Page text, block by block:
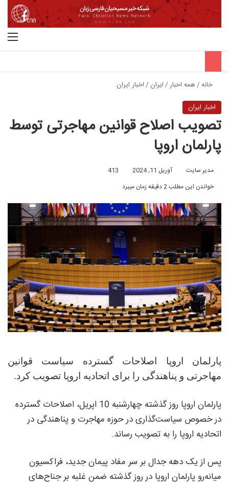
خانه/همه اخبار/ایران /اخبار ایران
اخبار ایران
تصویب اصلاح قوانین مهاجرتی توسط
پارلمان اروپا
مدیر سایت آوریل 11, 2024
413
خواندن این مطلب 2 دقیقه زمان میبرد
پارلمان اروپا اصلاحات گسترده سیاست قوانین
مهاجرتی و پناهندگی را برای اتحادیه اروپا تصویب کرد.
پارلمان اروپا روز گذشته چهارشنبه 10 اپریل، اصلاحات گسترده
در خصوص سیاست‌گذاری در حوزه مهاجرت و پناهندگی در
اتحادیه اروپا را به تصویب رساند.
پس از یک دهه جدال بر سر مفاد پیمان جدید، فراکسیون
میانه‌رو پارلمان اروپا در روز گذشته ضمن غلبه بر جناح‌های